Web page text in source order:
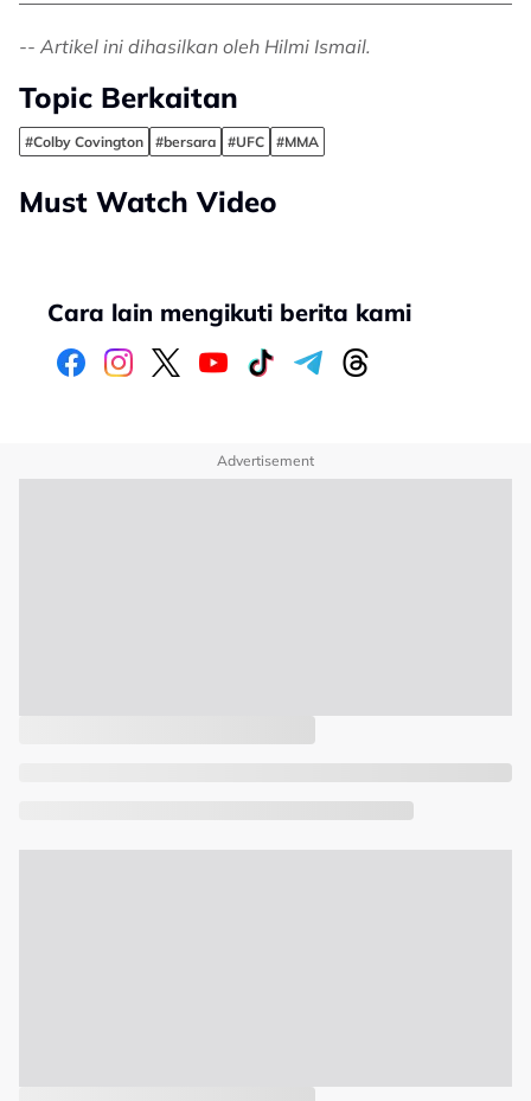
-- Artikel ini dihasilkan oleh Hilmi Ismail.
Topic Berkaitan
#Colby Covington #bersara #UFC #MMA
Must Watch Video
Cara lain mengikuti berita kami
Advertisement